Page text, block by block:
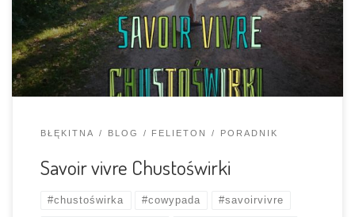
nosem. Dlaczego? Bo to nie ładnie! No właśnie a co jest
ładnie w chustoświecie? Zacznijmy od początku, czyli
chcemy nosić […]
BŁĘKITNA BLOG FELIETON PORADNIK
Savoir vivre Chustoświrki
#chustoświrka #cowypada #savoirvivre